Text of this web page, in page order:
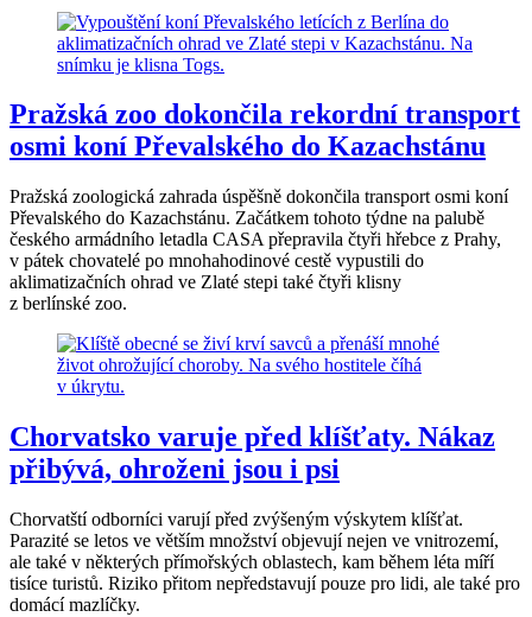
Pražská zoo dokončila rekordní transport
osmi koní Převalského do Kazachstánu
Pražská zoologická zahrada úspěšně dokončila transport osmi koní
Převalského do Kazachstánu. Začátkem tohoto týdne na palubě
českého armádního letadla CASA přepravila čtyři hřebce z Prahy,
v pátek chovatelé po mnohahodinové cestě vypustili do
aklimatizačních ohrad ve Zlaté stepi také čtyři klisny
z berlínské zoo.
Chorvatsko varuje před klíšťaty. Nákaz
přibývá, ohroženi jsou i psi
Chorvatští odborníci varují před zvýšeným výskytem klíšťat.
Parazité se letos ve větším množství objevují nejen ve vnitrozemí,
ale také v některých přímořských oblastech, kam během léta míří
tisíce turistů. Riziko přitom nepředstavují pouze pro lidi, ale také pro
domácí mazlíčky.